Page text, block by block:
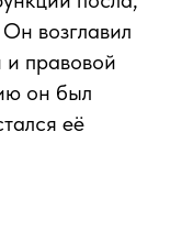
возглавил
правовой
он был
её